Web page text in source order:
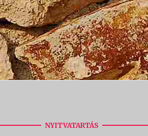
NYITVATARTÁS